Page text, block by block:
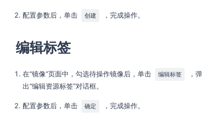
配置参数后，单击 创建 ，完成操作。
编辑标签
在“镜像”页面中，勾选待操作镜像后，单击 编辑标签
，弹
出“编辑资源标签”对话框。
配置参数后，单击 确定 ，完成操作。